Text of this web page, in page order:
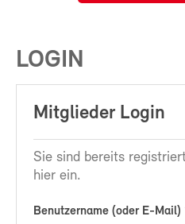
LOGIN
Mitglieder Login
Sie sind bereits
hier ein.
Benutzername (oder E-Mail)